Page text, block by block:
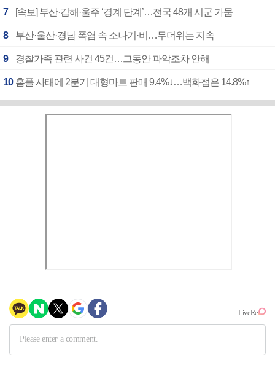
7 [속보] 부산·김해·울주 ‘경계 단계’…전국 48개 시군 가뭄
8 부산·울산·경남 폭염 속 소나기·비…무더위는 지속
9 경찰가족 관련 사건 45건…그동안 파악조차 안해
10 홈플 사태에 2분기 대형마트 판매 9.4%↓…백화점은 14.8%↑